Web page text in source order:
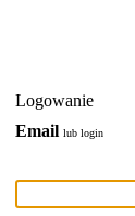
Logowanie
Email lub login